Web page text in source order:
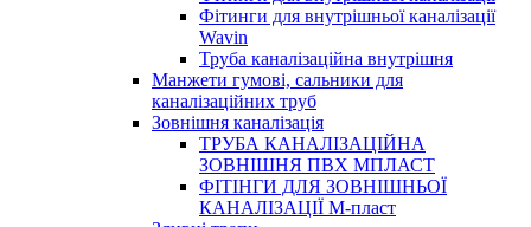
Фітинги для внутрішньої каналізації
Wavin
Труба каналізаційна внутрішня
Манжети гумові, сальники для
каналізаційних труб
Зовнішня каналізація
ТРУБА КАНАЛІЗАЦІЙНА
ЗОВНІШНЯ ПВХ МПЛАСТ
ФІТІНГИ ДЛЯ ЗОВНІШНЬОЇ
КАНАЛІЗАЦІЇ М-пласт